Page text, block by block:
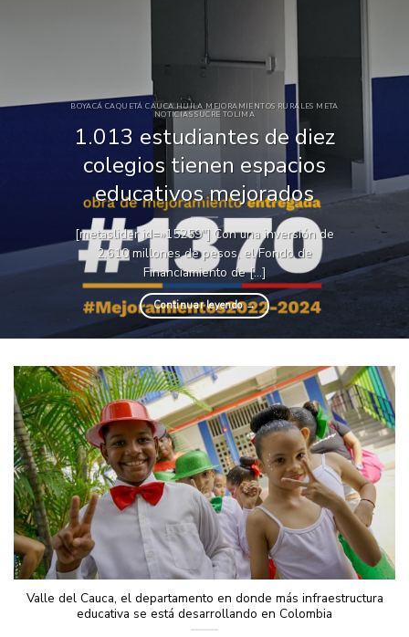
BOYACÁ CAQUETÁ CAUCA HUILA MEJORAMIENTOS RURALES META
NOTICIAS SUCRE TOLIMA
1.013 estudiantes de diez
colegios tienen espacios
educativos mejorados
[metaslider id=»15259″] Con una inversión de
2.610 millones de pesos, el Fondo de
Financiamiento de [...]
Continuar leyendo→
Valle del Cauca, el departamento en donde más infraestructura
educativa se está desarrollando en Colombia